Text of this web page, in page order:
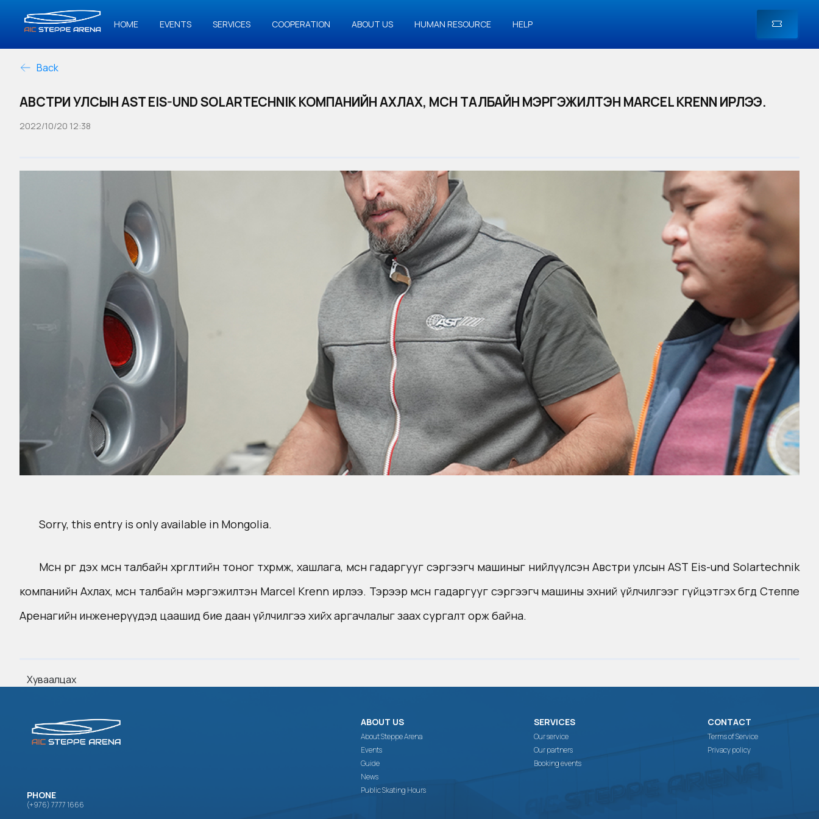
HOME EVENTS SERVICES COOPERATION ABOUT US HUMAN RESOURCE HELP
Back
АВСТРИ УЛСЫН AST EIS-UND SOLARTECHNIK КОМПАНИЙН АХЛАХ, МӨСӨН ТАЛБАЙН МЭРГЭЖИЛТЭН MARCEL KRENN ИРЛЭЭ.
2022/10/20 12:38
Sorry, this entry is only available in Mongolia.
Мөсөн өргөө дэх мөсөн талбайн хөргөлтийн тоног төхөөрөмж, хашлага, мөсөн гадаргууг сэргээгч машиныг нийлүүлсэн Австри улсын AST Eis-und Solartechnik
компанийн Ахлах, мөсөн талбайн мэргэжилтэн Marcel Krenn ирлээ. Тэрээр мөсөн гадаргууг сэргээгч машины эхний үйлчилгээг гүйцэтгэх бөгөөд Степпе
Аренагийн инженерүүдэд цаашид бие даан үйлчилгээ хийх аргачлалыг заах сургалт орж байна.
Хуваалцах
PHONE
(+976) 7777 1666
ABOUT US
About Steppe Arena
Events
Guide
News
Public Skating Hours
SERVICES
Our service
Our partners
Booking events
CONTACT
Terms of Service
Privacy policy